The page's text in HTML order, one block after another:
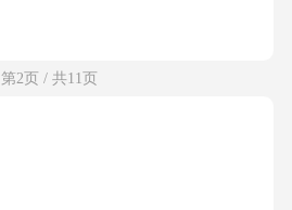
第2页 / 共11页